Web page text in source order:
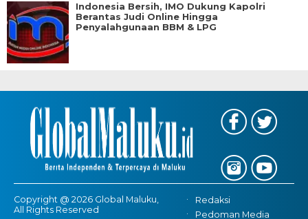
Indonesia Bersih, IMO Dukung Kapolri
Berantas Judi Online Hingga
Penyalahgunaan BBM & LPG
Copyright @ 2026 Global Maluku,
All Rights Reserved
Redaksi
Pedoman Media